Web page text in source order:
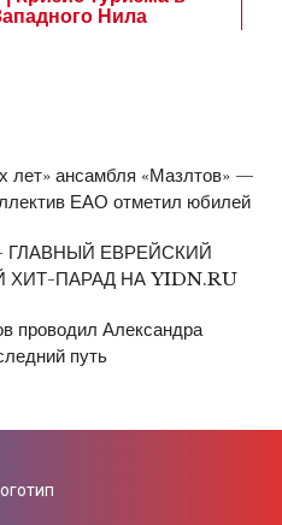
лет» ансамбля «Мазлтов» —
ЕАО отметил юбилей
ГЛАВНЫЙ ЕВРЕЙСКИЙ
ПАРАД НА YIDN.RU
проводил Александра
путь